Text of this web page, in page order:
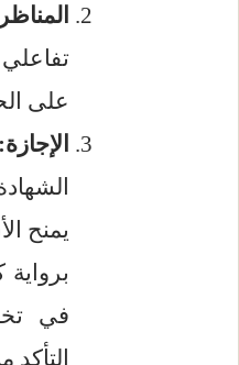
المناظرة:
تفاعلي
على
الإجازة:
الشهادة
يمنح
برواية
في
التأكد من